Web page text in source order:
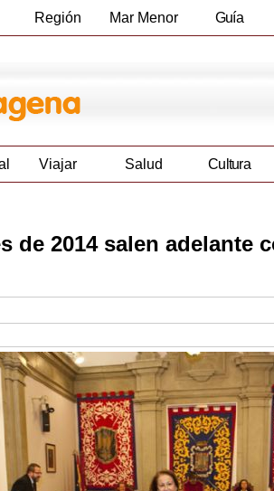
Región Mar Menor Guía
Viajar Salud Cultura
de 2014 salen adelante